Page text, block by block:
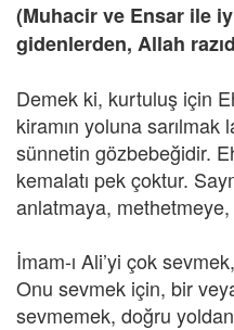
(Muhacir ve Ensar ile
gidenlerden, Allah
Demek ki, kurtuluş için
kiramın yoluna sarılmak
sünnetin gözbebeğidir.
kemalatı pek çoktur.
anlatmaya,
İmam-ı Ali’yi çok
Onu sevmek için, bir
sevmemek, doğru